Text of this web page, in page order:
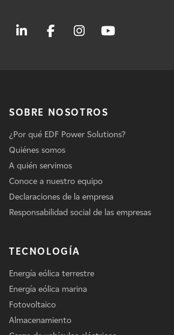
SOBRE NOSOTROS
¿Por qué EDF Power Solutions?
Quiénes somos
A quién servimos
Conoce a nuestro equipo
Declaraciones de la empresa
Responsabilidad social de las empresas
TECNOLOGÍA
Energía eólica terrestre
Energía eólica marina
Fotovoltaico
Almacenamiento